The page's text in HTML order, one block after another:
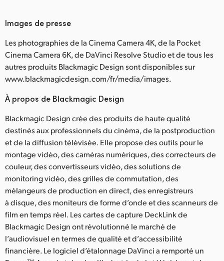
Images de presse
Les photographies de la Cinema Camera 4K, de la Pocket
Cinema Camera 6K, de DaVinci Resolve Studio et de tous les
autres produits Blackmagic Design sont disponibles sur
www.blackmagicdesign.com/fr/media/images.
À propos de Blackmagic Design
Blackmagic Design crée des produits de haute qualité
destinés aux professionnels du cinéma, de la postproduction
et de la diffusion télévisée. Elle propose des outils pour le
montage vidéo, des caméras numériques, des correcteurs de
couleur, des convertisseurs vidéo, des solutions de
monitoring vidéo, des grilles de commutation, des
mélangeurs de production en direct, des enregistreurs
à disque, des moniteurs de forme d’onde et des scanneurs de
film en temps réel. Les cartes de capture DeckLink de
Blackmagic Design ont révolutionné le marché de
l’audiovisuel en termes de qualité et d’accessibilité
financière. Le logiciel d’étalonnage DaVinci a remporté un